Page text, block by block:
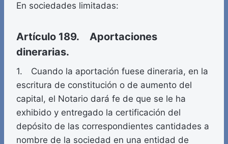
En sociedades limitadas:
Artículo 189. Aportaciones
dinerarias.
1. Cuando la aportación fuese dineraria, en la
escritura de constitución o de aumento del
capital, el Notario dará fe de que se le ha
exhibido y entregado la certificación del
depósito de las correspondientes cantidades a
nombre de la sociedad en una entidad de